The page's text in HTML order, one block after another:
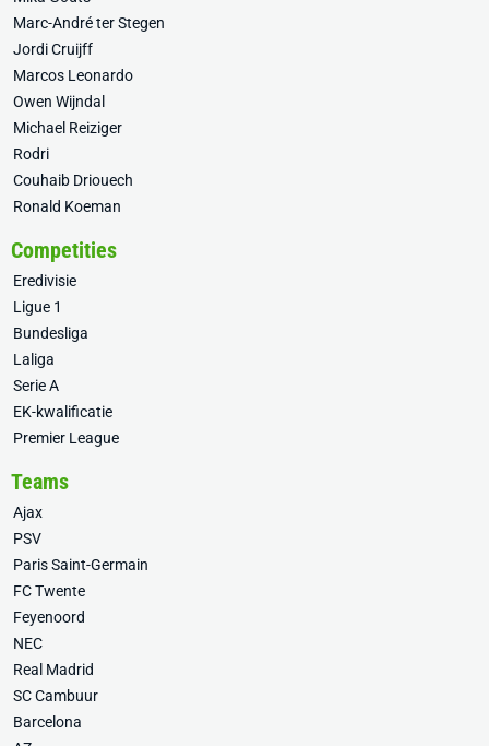
Marc-André ter Stegen
Jordi Cruijff
Marcos Leonardo
Owen Wijndal
Michael Reiziger
Rodri
Couhaib Driouech
Ronald Koeman
Competities
Eredivisie
Ligue 1
Bundesliga
Laliga
Serie A
EK-kwalificatie
Premier League
Teams
Ajax
PSV
Paris Saint-Germain
FC Twente
Feyenoord
NEC
Real Madrid
SC Cambuur
Barcelona